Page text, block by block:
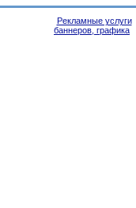
Рекламные услуги
баннеров, графика